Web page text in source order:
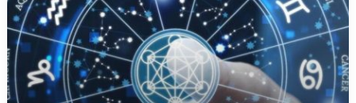
тиждень,
29
червня
–
5
липня: